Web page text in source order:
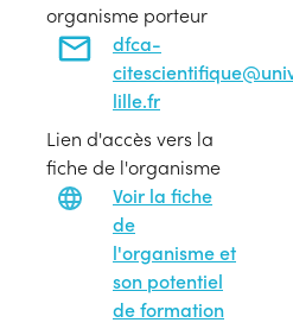
organisme porteur
dfca-
lille.fr
Lien d'accès vers la
fiche de l'organisme
Voir la fiche
de
l'organisme et
son potentiel
de formation